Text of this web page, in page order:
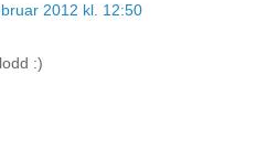
2012 kl. 12:50
:)